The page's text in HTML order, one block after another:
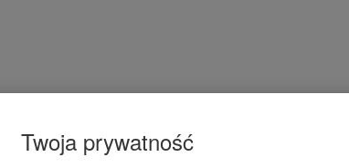
Twoja prywatność